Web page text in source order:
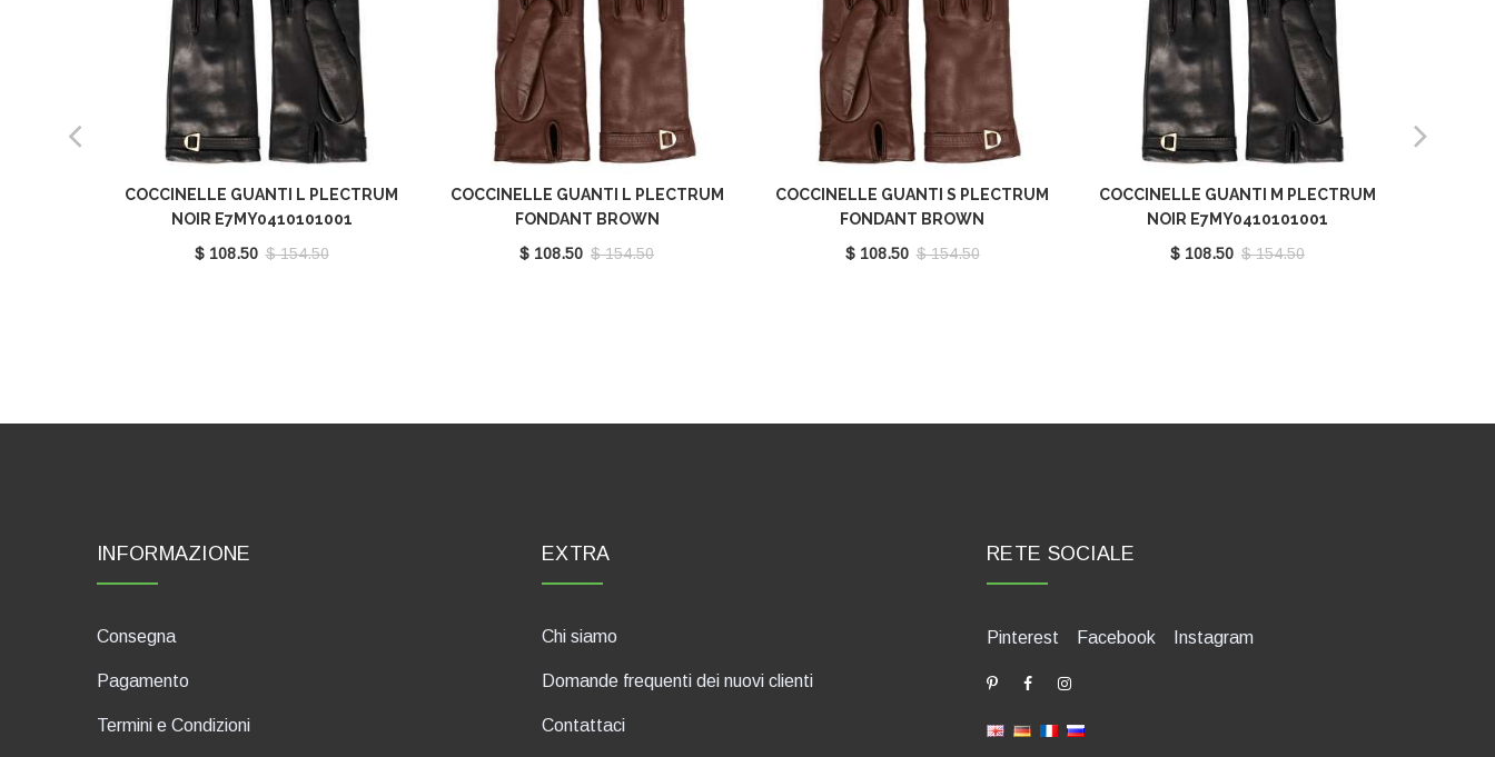
COCCINELLE GUANTI L PLECTRUM
NOIR E7MY0410101001
$ 108.50 $ 154.50
COCCINELLE GUANTI L PLECTRUM
FONDANT BROWN
E7MY0410101W97
$ 108.50 $ 154.50
COCCINELLE GUANTI S PLECTRUM
FONDANT BROWN
E7MY0410101W97
$ 108.50 $ 154.50
COCCINELLE GUANTI M PLECTRUM
NOIR E7MY0410101001
$ 108.50 $ 154.50
INFORMAZIONE
Consegna
Pagamento
Termini e Condizioni
EXTRA
Chi siamo
Domande frequenti dei nuovi clienti
Contattaci
RETE SOCIALE
Pinterest Facebook Instagram